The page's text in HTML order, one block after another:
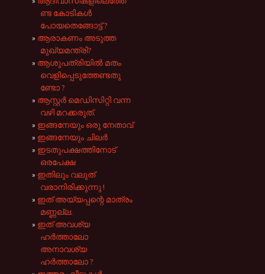
ണ്ട കോടികൾ
പോയതെങ്ങോട്ട് ?
ആരാകണം അടുത്ത
മുഖ്യമന്ത്രി?
ആശുപത്രിയിൽ മതം
വെളിപ്പെടുത്തേണ്ടതു
ണ്ടോ ?
ആസ്റ്റർ മെഡിസിറ്റി വന്ന
വഴി മറക്കരുത്.
ഇങ്ങനേയും ഒരു നേതാവ്
ഇങ്ങനേയും ചിലർ
ഇടതുപക്ഷത്തിനോട്
ഒരപേക്ഷ
ഇതിലും വലുത്
വരാനിരിക്കുന്നു !
ഇത് അയ്യപ്പന്റെ മാത്രം
മണ്ണല്ല.
ഇത് അവശ്യ
ഹർത്താലോ
അനാവശ്യ
ഹർത്താലോ ?